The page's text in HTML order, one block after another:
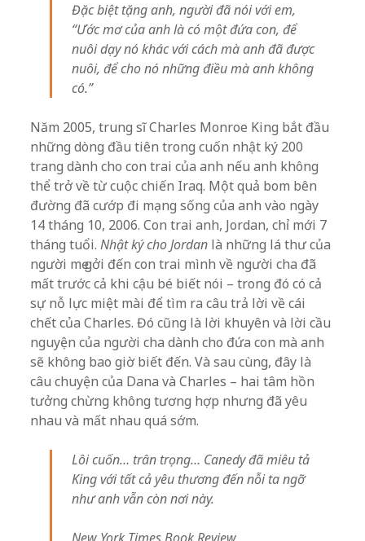
Đặc biệt tặng anh, người đã nói với em,
“Ước mơ của anh là có một đứa con, để
nuôi dạy nó khác với cách mà anh đã được
nuôi, để cho nó những điều mà anh không
có.”
Năm 2005, trung sĩ Charles Monroe King bắt đầu
những dòng đầu tiên trong cuốn nhật ký 200
trang dành cho con trai của anh nếu anh không
thể trở về từ cuộc chiến Iraq. Một quả bom bên
đường đã cướp đi mạng sống của anh vào ngày
14 tháng 10, 2006. Con trai anh, Jordan, chỉ mới 7
tháng tuổi.Nhật ký cho Jordan là những lá thư của
người mẹ gởi đến con trai mình về người cha đã
mất trước cả khi cậu bé biết nói – trong đó có cả
sự nỗ lực miệt mài để tìm ra câu trả lời về cái
chết của Charles. Đó cũng là lời khuyên và lời cầu
nguyện của người cha dành cho đứa con mà anh
sẽ không bao giờ biết đến. Và sau cùng, đây là
câu chuyện của Dana và Charles – hai tâm hồn
tưởng chừng không tương hợp nhưng đã yêu
nhau và mất nhau quá sớm.
Lôi cuốn… trân trọng… Canedy đã miêu tả
King với tất cả yêu thương đến nỗi ta ngỡ
như anh vẫn còn nơi này.